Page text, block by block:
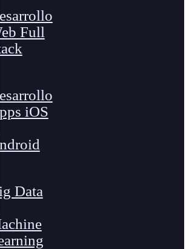
Full
iOS
Data